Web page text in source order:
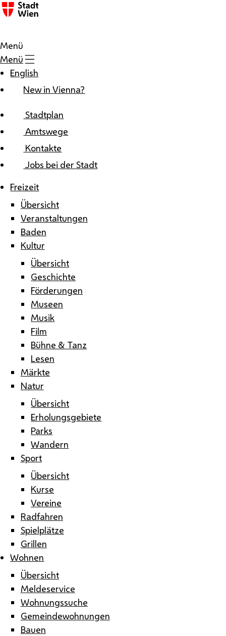
Zum Inhalt
Menü
Menü
English
New in Vienna?
Stadtplan
Amtswege
Kontakte
Jobs bei der Stadt
Freizeit
Übersicht
Veranstaltungen
Baden
Kultur
Übersicht
Geschichte
Förderungen
Museen
Musik
Film
Bühne & Tanz
Lesen
Märkte
Natur
Übersicht
Erholungsgebiete
Parks
Wandern
Sport
Übersicht
Kurse
Vereine
Radfahren
Spielplätze
Grillen
Wohnen
Übersicht
Meldeservice
Wohnungssuche
Gemeindewohnungen
Bauen